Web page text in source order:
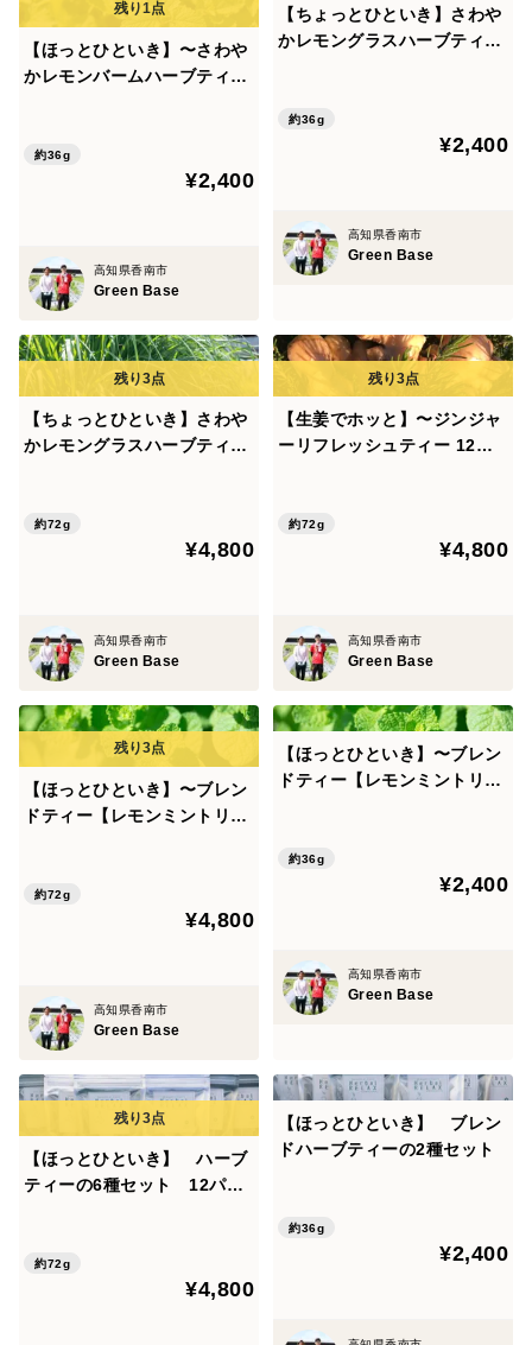
【ほっとひといき】〜さわや
かレモンバームハーブティー
約36g
¥2,400
高知県香南市
Green Base
【ちょっとひといき】さわや
かレモングラスハーブティー
約36g
¥2,400
高知県香南市
Green Base
【ちょっとひといき】さわや
かレモングラスハーブティー
約72g
¥4,800
高知県香南市
Green Base
【生姜でホッと】〜ジンジャ
ーリフレッシュティー 12パ
約72g
¥4,800
高知県香南市
Green Base
【ほっとひといき】〜ブレン
ドティー【レモンミントリラ
約72g
¥4,800
高知県香南市
Green Base
【ほっとひといき】〜ブレン
ドティー【レモンミントリラ
約36g
¥2,400
高知県香南市
Green Base
【ほっとひといき】 ハーブ
ティーの6種セット 12パッ
約72g
¥4,800
【ほっとひといき】 ブレン
ドハーブティーの2種セット
約36g
¥2,400